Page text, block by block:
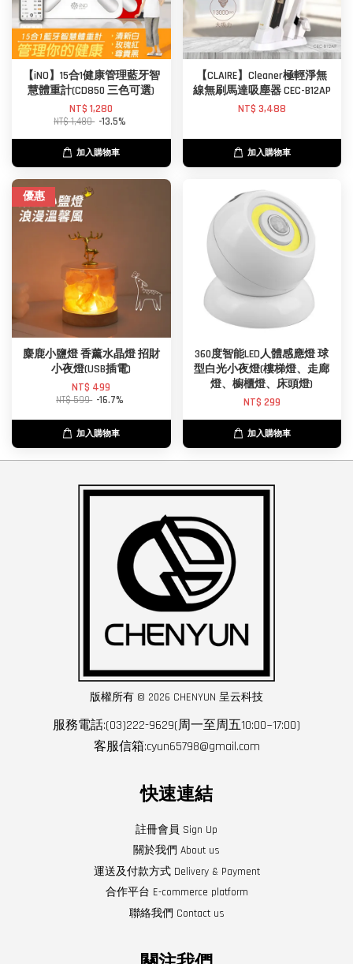
【iNO】15合1健康管理藍牙智
慧體重計(CD850 三色可選)
NT$ 1,280
NT$ 1,480 -13.5%
加入購物車
【CLAIRE】Cleaner極輕淨無
線無刷馬達吸塵器 CEC-B12AP
NT$ 3,488
加入購物車
優惠
麋鹿小鹽燈 香薰水晶燈 招財
小夜燈(USB插電)
NT$ 499
NT$ 599 -16.7%
加入購物車
360度智能LED人體感應燈 球
型白光小夜燈(樓梯燈、走廊
燈、櫥櫃燈、床頭燈)
NT$ 299
加入購物車
版權所有 © 2026 CHENYUN 呈云科技
服務電話:(03)222-9629(周一至周五10:00~17:00)
客服信箱:cyun65798@gmail.com
快速連結
註冊會員 Sign Up
關於我們 About us
運送及付款方式 Delivery & Payment
合作平台 E-commerce platform
聯絡我們 Contact us